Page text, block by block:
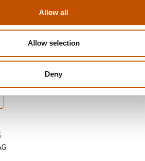
Allow all
Allow selection
Deny